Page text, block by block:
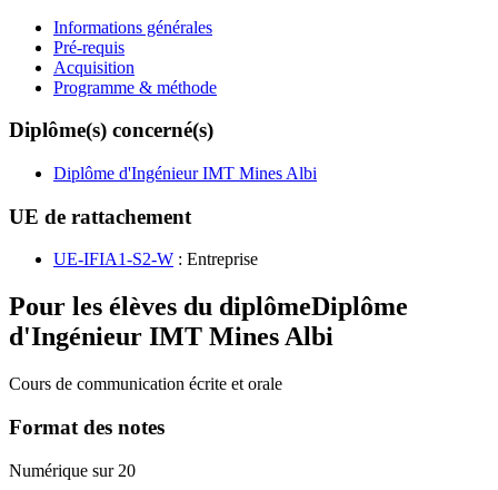
Informations générales
Pré-requis
Acquisition
Programme & méthode
Diplôme(s) concerné(s)
Diplôme d'Ingénieur IMT Mines Albi
UE de rattachement
UE-IFIA1-S2-W : Entreprise
Pour les élèves du diplômeDiplôme
d'Ingénieur IMT Mines Albi
Cours de communication écrite et orale
Format des notes
Numérique sur 20